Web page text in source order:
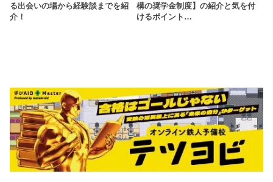
る出会いの場から経験談までを紹
介！
構の奨学金制度】の紹介と気を付
けるポイント…